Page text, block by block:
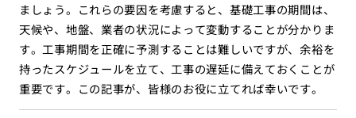
ましょう。これらの要因を考慮すると、基礎工事の期間は、
天候や、地盤、業者の状況によって変動することが分かりま
す。工事期間を正確に予測することは難しいですが、余裕を
持ったスケジュールを立て、工事の遅延に備えておくことが
重要です。この記事が、皆様のお役に立てれば幸いです。